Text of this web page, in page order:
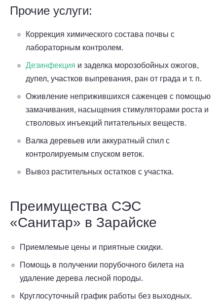
Прочие услуги:
Коррекция химического состава почвы с
лабораторным контролем.
Дезинфекция и заделка морозобойных ожогов,
дупел, участков выпревания, ран от града и т. п.
Оживление неприжившихся саженцев с помощью
замачивания, насыщения стимуляторами роста и
стволовых инъекций питательных веществ.
Валка деревьев или аккуратный спил с
контролируемым спуском веток.
Вывоз растительных остатков с участка.
Преимущества СЭС
«Санитар» в Зарайске
Приемлемые цены и приятные скидки.
Помощь в получении порубочного билета на
удаление дерева лесной породы.
Круглосуточный график работы без выходных.